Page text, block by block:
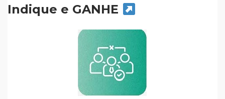
Indique e GANHE